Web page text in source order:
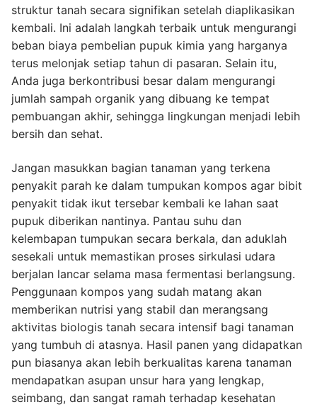
struktur tanah secara signifikan setelah diaplikasikan
kembali. Ini adalah langkah terbaik untuk mengurangi
beban biaya pembelian pupuk kimia yang harganya
terus melonjak setiap tahun di pasaran. Selain itu,
Anda juga berkontribusi besar dalam mengurangi
jumlah sampah organik yang dibuang ke tempat
pembuangan akhir, sehingga lingkungan menjadi lebih
bersih dan sehat.
Jangan masukkan bagian tanaman yang terkena
penyakit parah ke dalam tumpukan kompos agar bibit
penyakit tidak ikut tersebar kembali ke lahan saat
pupuk diberikan nantinya. Pantau suhu dan
kelembapan tumpukan secara berkala, dan aduklah
sesekali untuk memastikan proses sirkulasi udara
berjalan lancar selama masa fermentasi berlangsung.
Penggunaan kompos yang sudah matang akan
memberikan nutrisi yang stabil dan merangsang
aktivitas biologis tanah secara intensif bagi tanaman
yang tumbuh di atasnya. Hasil panen yang didapatkan
pun biasanya akan lebih berkualitas karena tanaman
mendapatkan asupan unsur hara yang lengkap,
seimbang, dan sangat ramah terhadap kesehatan